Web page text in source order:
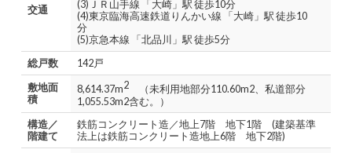
交通
(3)ＪＲ山手線 「大崎」駅 徒歩10分
(4)東京臨海高速鉄道りんかい線 「大崎」駅 徒歩10
分
(5)京急本線 「北品川」駅 徒歩5分
総戸数
142戸
敷地面
積
8,614.37m2（未利用地部分110.60m2、私道部分
1,055.53m2含む。）
構造／
階建て
鉄筋コンクリート造／地上7階 地下1階 (建築基準
法上は鉄筋コンクリート造地上6階 地下2階)